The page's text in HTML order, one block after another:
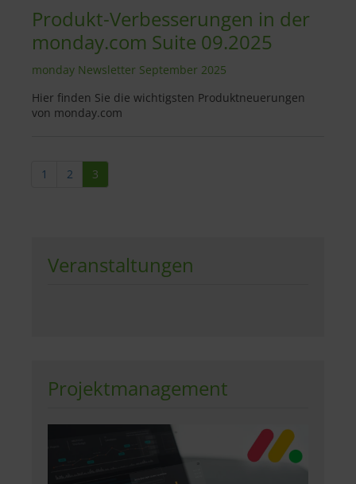
Produkt-Verbesserungen in der
monday.com Suite 09.2025
monday Newsletter September 2025
Hier finden Sie die wichtigsten Produktneuerungen
von monday.com
1 2 3
Veranstaltungen
Projektmanagement